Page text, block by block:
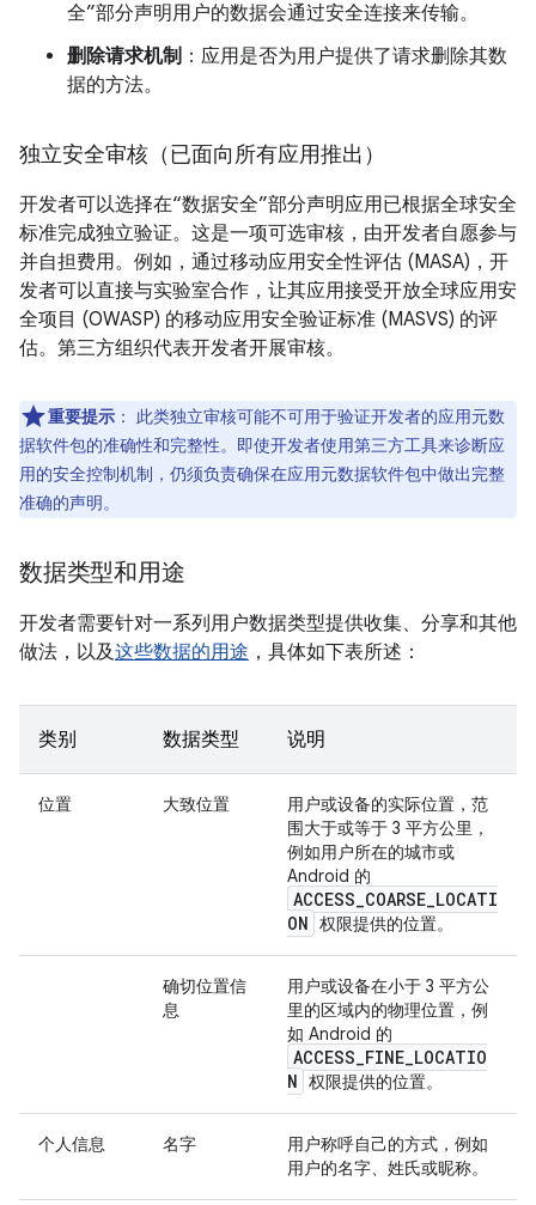
全”部分声明用户的数据会通过安全连接来传输。
删除请求机制 ：应用是否为用户提供了请求删除其数
据的方法。
独立安全审核（已面向所有应用推出）
开发者可以选择在“数据安全”部分声明应用已根据全球安全
标准完成独立验证。这是一项可选审核，由开发者自愿参与
并自担费用。例如，通过移动应用安全性评估 (MASA)，开
发者可以直接与实验室合作，让其应用接受开放全球应用安
全项目 (OWASP) 的移动应用安全验证标准 (MASVS) 的评
估。第三方组织代表开发者开展审核。
重要提示 ：
此类独立审核可能不可用于验证开发者的应用元数
据软件包的准确性和完整性。即使开发者使用第三方工具来诊断应
用的安全控制机制，仍须负责确保在应用元数据软件包中做出完整
准确的声明。
数据类型和用途
开发者需要针对一系列用户数据类型提供收集、分享和其他
做法，以及这些数据的用途 ，具体如下表所述：
类别 数据类型 说明
位置 大致位置
用户或设备的实际位置，范
围大于或等于 3 平方公里，
例如用户所在的城市或
Android 的
ACCESS_COARSE_LOCATI
ON 权限提供的位置。
确切位置信
息
用户或设备在小于 3 平方公
里的区域内的物理位置，例
如 Android 的
ACCESS_FINE_LOCATIO
N 权限提供的位置。
个人信息 名字
用户称呼自己的方式，例如
用户的名字、姓氏或昵称。